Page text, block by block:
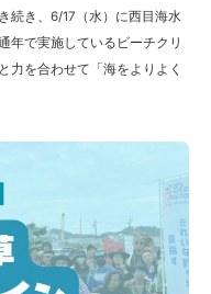
続き、6/17（水）に西目海水
年で実施しているビーチクリ
力を合わせて「海をよりよく